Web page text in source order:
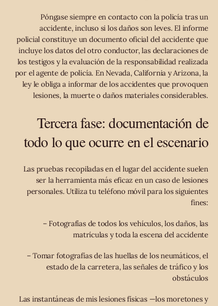
Póngase siempre en contacto con la policía tras un
accidente, incluso si los daños son leves. El informe
policial constituye un documento oficial del accidente que
incluye los datos del otro conductor, las declaraciones de
los testigos y la evaluación de la responsabilidad realizada
por el agente de policía. En Nevada, California y Arizona, la
ley le obliga a informar de los accidentes que provoquen
lesiones, la muerte o daños materiales considerables.
Tercera fase: documentación de
todo lo que ocurre en el escenario
Las pruebas recopiladas en el lugar del accidente suelen
ser la herramienta más eficaz en un caso de lesiones
personales. Utiliza tu teléfono móvil para los siguientes
fines:
– Fotografías de todos los vehículos, los daños, las
matrículas y toda la escena del accidente
– Tomar fotografías de las huellas de los neumáticos, el
estado de la carretera, las señales de tráfico y los
obstáculos
Las instantáneas de mis lesiones físicas —los moretones y